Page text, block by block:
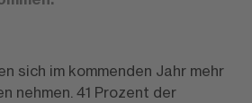
sich im kommenden Jahr mehr
nehmen. 41 Prozent der